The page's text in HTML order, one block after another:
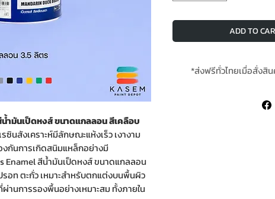
ำมันเป็ดหงส์ ขนาดแกลลอน สีเคลือบ
นสังเคราะห์มีลักษณะแห้งเร็ว เงางาม
กันการเกิดสนิมแหล็กอย่างมี
Enamel สีน้ำมันเป็ดหงส์ ขนาดแกลลอน
อท ตะกั่ว เหมาะสำหรับตกแต่งบนพื้นผิว
านการรองพื้นอย่างเหมาะสม ทั้งภายใน
ADD TO
*ส่งฟรีทั่วไทยเมื่อสั่งสิ